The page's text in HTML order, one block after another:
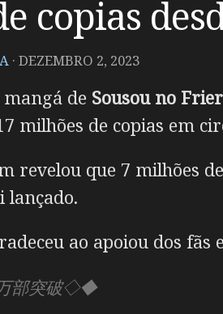
copias
· DEZEMBRO 2, 2023
de Sousou no
milhões de copias em
revelou que 7 milhões
lançado.
ao apoiou dos
部突破◇◆